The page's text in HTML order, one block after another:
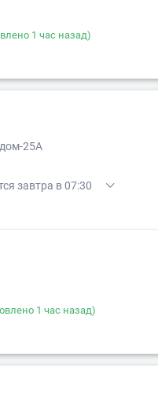
1 час назад)
дом-25А
завтра в 07:30
1 час назад)